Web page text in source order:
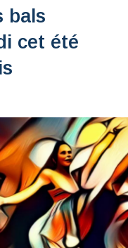
bals
cet été